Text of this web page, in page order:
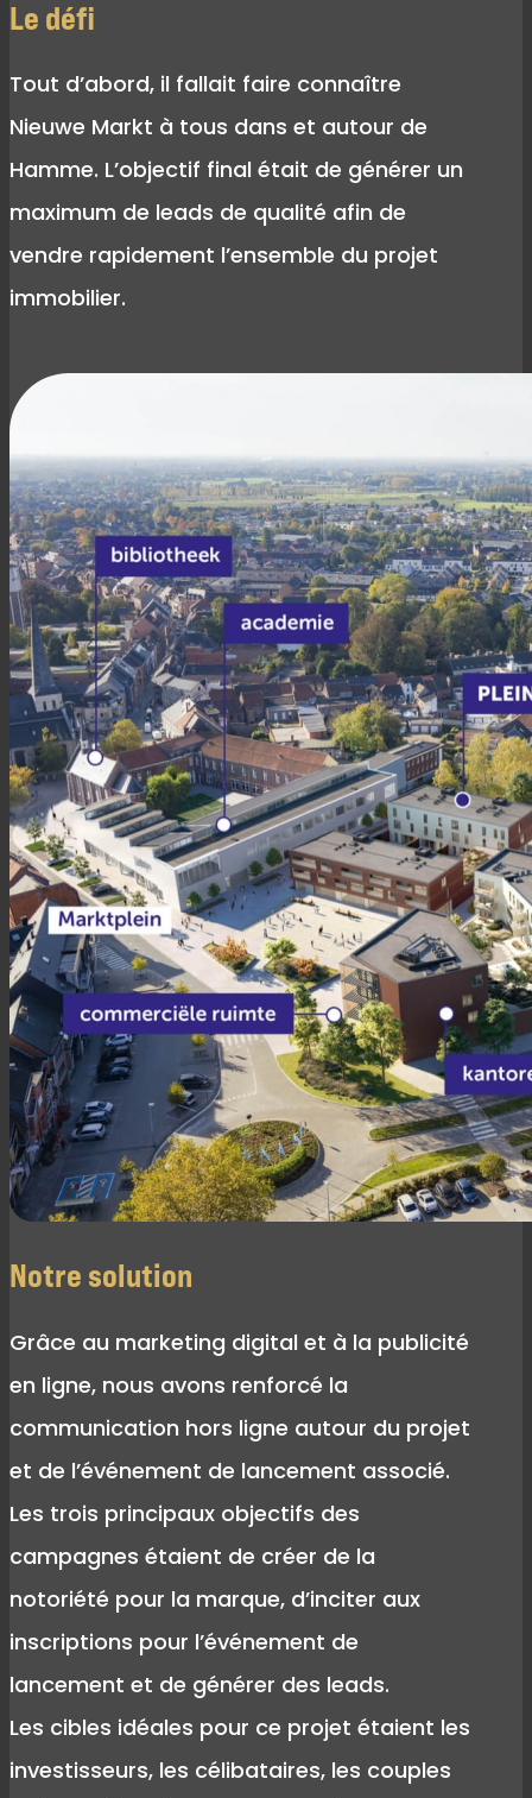
Le défi
Tout d’abord, il fallait faire connaître
Nieuwe Markt à tous dans et autour de
Hamme. L’objectif final était de générer un
maximum de leads de qualité afin de
vendre rapidement l’ensemble du projet
immobilier.
Notre solution
Grâce au marketing digital et à la publicité
en ligne, nous avons renforcé la
communication hors ligne autour du projet
et de l’événement de lancement associé.
Les trois principaux objectifs des
campagnes étaient de créer de la
notoriété pour la marque, d’inciter aux
inscriptions pour l’événement de
lancement et de générer des leads.
Les cibles idéales pour ce projet étaient les
investisseurs, les célibataires, les couples